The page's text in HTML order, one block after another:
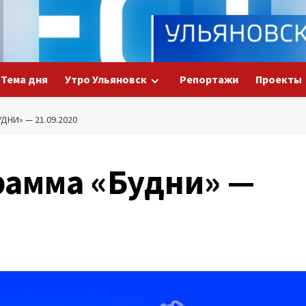
Тема дня Утро Ульяновск Репортажи Проекты
— 21.09.2020
«Будни» —